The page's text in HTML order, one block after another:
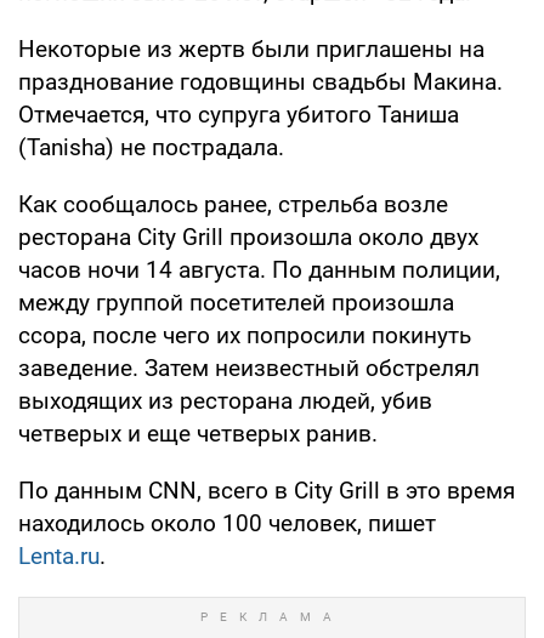
Некоторые из жертв были приглашены на
празднование годовщины свадьбы Макина.
Отмечается, что супруга убитого Таниша
(Tanisha) не пострадала.
Как сообщалось ранее, стрельба возле
ресторана City Grill произошла около двух
часов ночи 14 августа. По данным полиции,
между группой посетителей произошла
ссора, после чего их попросили покинуть
заведение. Затем неизвестный обстрелял
выходящих из ресторана людей, убив
четверых и еще четверых ранив.
По данным CNN, всего в City Grill в это время
находилось около 100 человек, пишет
Lenta.ru.